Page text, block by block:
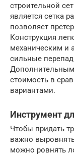
строительной
является сетка
позволяет
Конструкция
механическим и
сильные
Дополнительным
стоимость в
вариантами.
Инструмент
Чтобы придать
важно
можно ровнять